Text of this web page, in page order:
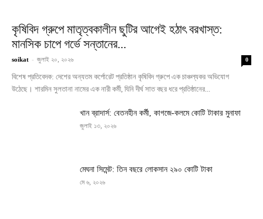
কৃষিবিদ গ্রুপে মাতৃত্বকালীন ছুটির আগেই হঠাৎ বরখাস্ত:
মানসিক চাপে গর্ভে সন্তানের...
soikat - জুলাই ২০, ২০২৬ 0
বিশেষ প্রতিবেদক: দেশের অন্যতম কর্পোরেট প্রতিষ্ঠান কৃষিবিদ গ্রুপে এক চাঞ্চল্যকর অভিযোগ
উঠেছে। শারমিন সুলতানা নামের এক নারী কর্মী, যিনি দীর্ঘ সাত বছর ধরে প্রতিষ্ঠানের...
খান ব্রাদার্স: বেতনহীন কর্মী, কাগজে-কলমে কোটি টাকার মুনাফা
জুলাই ১৩, ২০২৬
মেঘনা সিমেন্ট: তিন বছরে লোকসান ২৯০ কোটি টাকা
মে ৬, ২০২৬